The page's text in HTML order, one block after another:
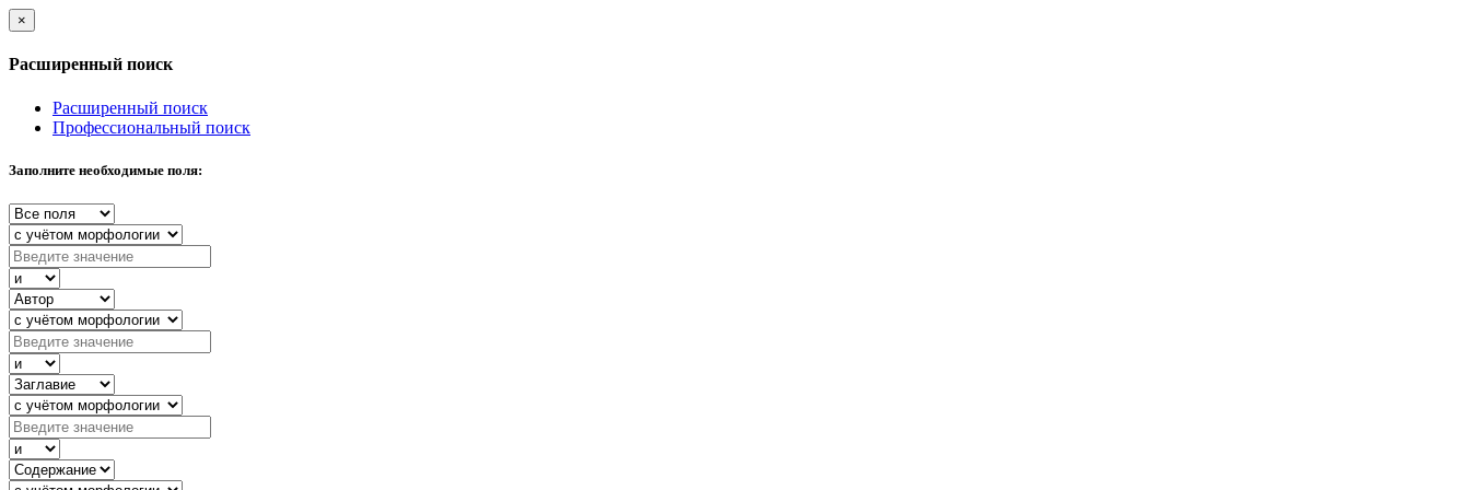
×
Расширенный поиск
Расширенный поиск
Профессиональный поиск
Заполните необходимые поля: